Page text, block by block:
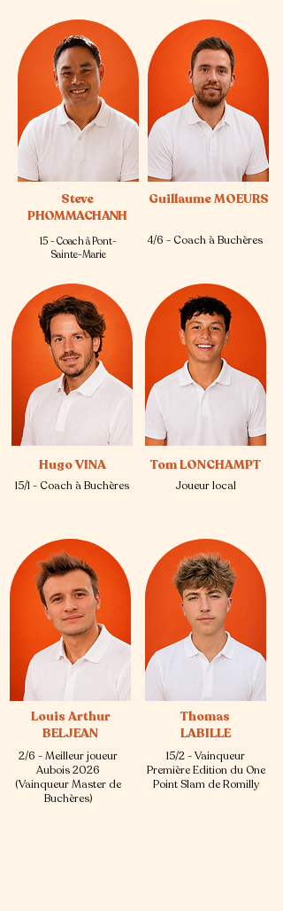
Steve
PHOMMACHANH
15 - Coach à Pont-
Sainte-Marie
Guillaume MOEURS
4/6 - Coach à Buchères
Hugo VINA
15/1 - Coach à Buchères
Tom LONCHAMPT
Joueur local
Louis Arthur
BELJEAN
2/6 - Meilleur joueur
Aubois 2026
(Vainqueur Master de
Buchères)
Thomas
LABILLE
15/2 - Vainqueur
Première Edition du One
Point Slam de Romilly